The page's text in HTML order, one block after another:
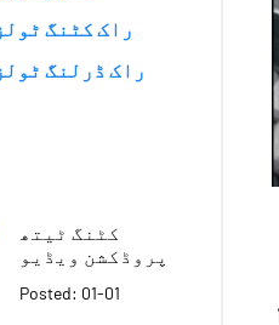
راک کٹنگ
راک ڈرلنگ
کٹنگ ٹیتھ
پروڈکشن ویڈیو
Posted: 01-01